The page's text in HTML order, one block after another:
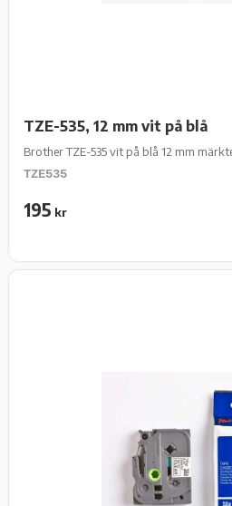
TZE-535, 12 mm vit på blå
Brother TZE-535 vit på blå 12 mm
TZE535
195 kr